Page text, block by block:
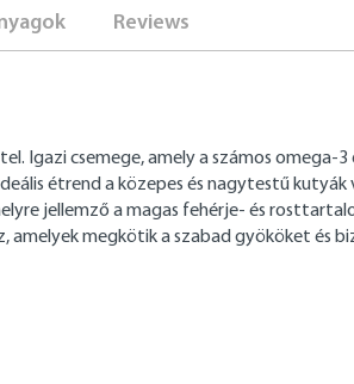
Reviews
csemege, amely a számos omega-
étrend a közepes és nagytestű
jellemző a magas fehérje- és
megkötik a szabad gyököket és